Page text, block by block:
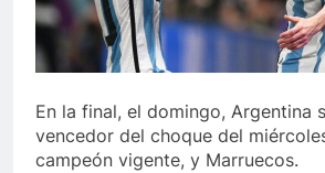
En la final, el domingo, Argentina
vencedor del choque del
campeón vigente, y Marruecos.